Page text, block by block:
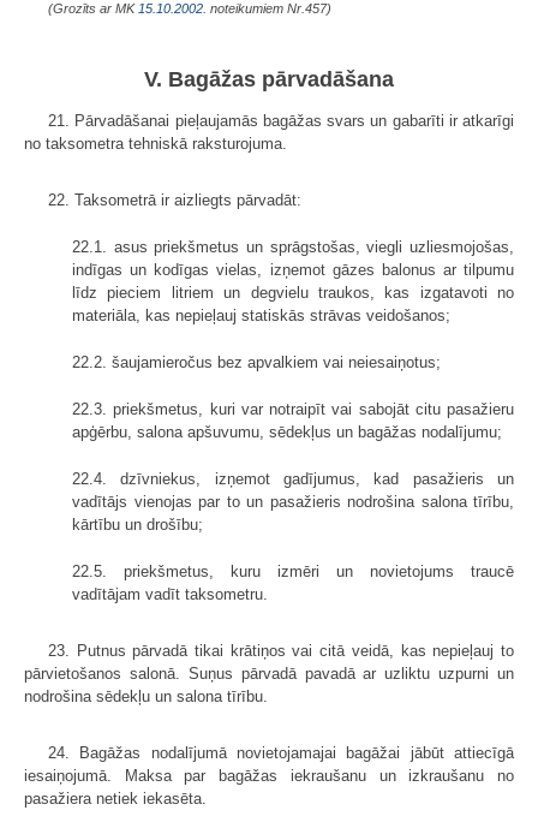
(Grozīts ar MK 15.10.2002. noteikumiem Nr.457)
V. Bagāžas pārvadāšana
21. Pārvadāšanai pieļaujamās bagāžas svars un gabarīti ir atkarīgi
no taksometra tehniskā raksturojuma.
22. Taksometrā ir aizliegts pārvadāt:
22.1. asus priekšmetus un sprāgstošas, viegli uzliesmojošas,
indīgas un kodīgas vielas, izņemot gāzes balonus ar tilpumu
līdz pieciem litriem un degvielu traukos, kas izgatavoti no
materiāla, kas nepieļauj statiskās strāvas veidošanos;
22.2. šaujamieročus bez apvalkiem vai neiesaiņotus;
22.3. priekšmetus, kuri var notraipīt vai sabojāt citu pasažieru
apģērbu, salona apšuvumu, sēdekļus un bagāžas nodalījumu;
22.4. dzīvniekus, izņemot gadījumus, kad pasažieris un
vadītājs vienojas par to un pasažieris nodrošina salona tīrību,
kārtību un drošību;
22.5. priekšmetus, kuru izmēri un novietojums traucē
vadītājam vadīt taksometru.
23. Putnus pārvadā tikai krātiņos vai citā veidā, kas nepieļauj to
pārvietošanos salonā. Suņus pārvadā pavadā ar uzliktu uzpurni un
nodrošina sēdekļu un salona tīrību.
24. Bagāžas nodalījumā novietojamajai bagāžai jābūt attiecīgā
iesaiņojumā. Maksa par bagāžas iekraušanu un izkraušanu no
pasažiera netiek iekasēta.